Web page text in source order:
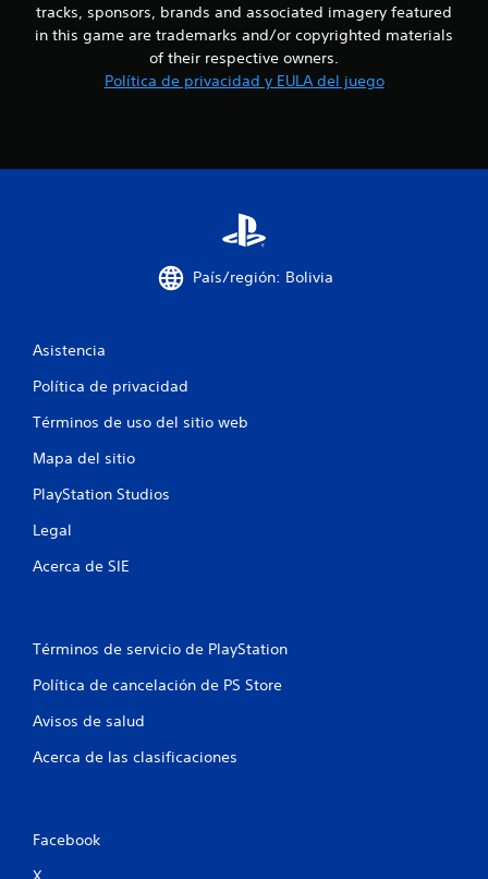
tracks, sponsors, brands and associated imagery featured
in this game are trademarks and/or copyrighted materials
of their respective owners.
Política de privacidad y EULA del juego
País/región: Bolivia
Asistencia
Política de privacidad
Términos de uso del sitio web
Mapa del sitio
PlayStation Studios
Legal
Acerca de SIE
Términos de servicio de PlayStation
Política de cancelación de PS Store
Avisos de salud
Acerca de las clasificaciones
Facebook